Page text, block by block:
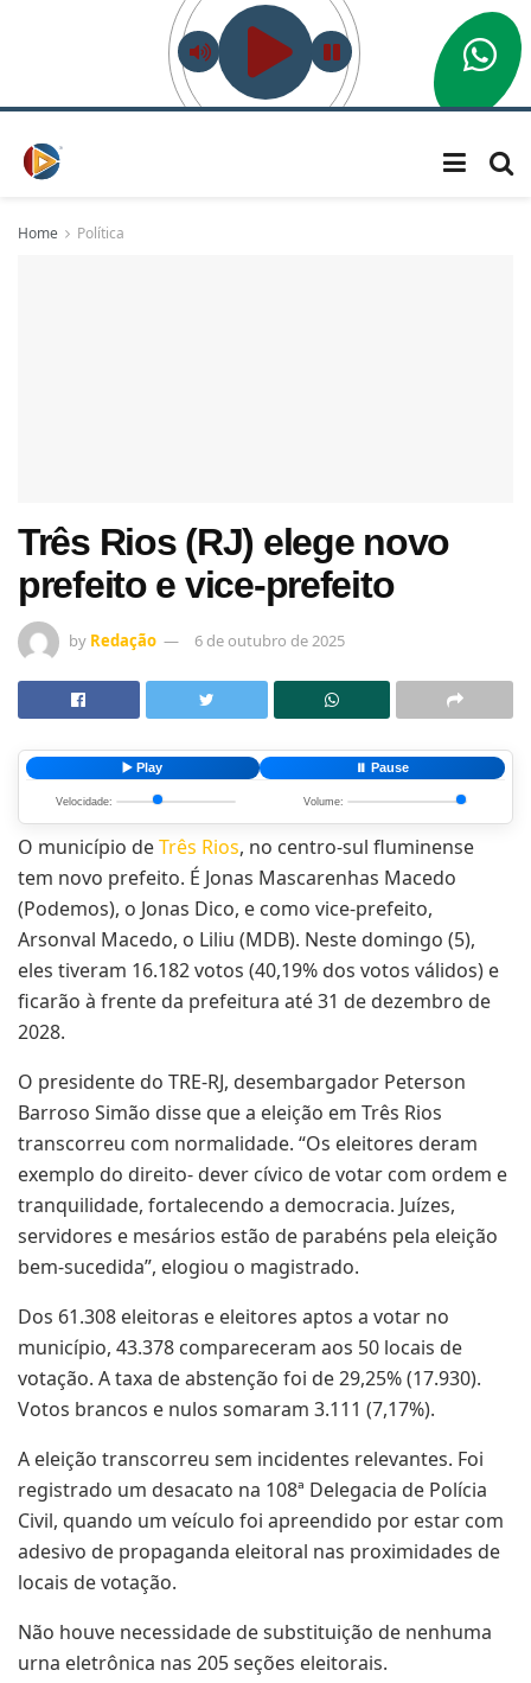
Home Política
Três Rios (RJ) elege novo
prefeito e vice-prefeito
by Redação 6 de outubro de 2025
▶️ Play ⏸️ Pause
Velocidade: Volume:
O município deTrês Rios, no centro-sul fluminense
tem novo prefeito. É Jonas Mascarenhas Macedo
(Podemos), o Jonas Dico, e como vice-prefeito,
Arsonval Macedo, o Liliu (MDB). Neste domingo (5),
eles tiveram 16.182 votos (40,19% dos votos válidos) e
ficarão à frente da prefeitura até 31 de dezembro de
2028.
O presidente do TRE-RJ, desembargador Peterson
Barroso Simão disse que a eleição em Três Rios
transcorreu com normalidade. “Os eleitores deram
exemplo do direito- dever cívico de votar com ordem e
tranquilidade, fortalecendo a democracia. Juízes,
servidores e mesários estão de parabéns pela eleição
bem-sucedida”, elogiou o magistrado.
Dos 61.308 eleitoras e eleitores aptos a votar no
município, 43.378 compareceram aos 50 locais de
votação. A taxa de abstenção foi de 29,25% (17.930).
Votos brancos e nulos somaram 3.111 (7,17%).
A eleição transcorreu sem incidentes relevantes. Foi
registrado um desacato na 108ª Delegacia de Polícia
Civil, quando um veículo foi apreendido por estar com
adesivo de propaganda eleitoral nas proximidades de
locais de votação.
Não houve necessidade de substituição de nenhuma
urna eletrônica nas 205 seções eleitorais.